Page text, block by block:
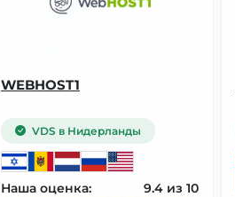
WEBHOST1
VDS в Нидерланды
Наша оценка: 9.4